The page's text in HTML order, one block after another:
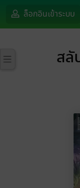
ล็อกอินเข้าระบบ
สลั